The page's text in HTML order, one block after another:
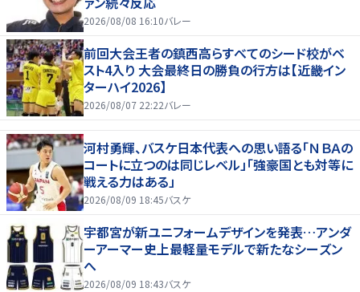
2026/08/08 16:10バレー
前回大会王者の鎮西高らすべてのシード校がベ
スト4入り 大会最終日の勝負の行方は【近畿イン
ターハイ2026】
2026/08/07 22:22バレー
河村勇輝、バスケ日本代表への思い語る「ＮＢＡの
コートに立つのは同じレベル」「強豪国とも対等に
戦える力はある」
2026/08/09 18:45バスケ
宇都宮が新ユニフォームデザインを発表…アンダ
ーアーマー史上最軽量モデルで新たなシーズン
へ
2026/08/09 18:43バスケ